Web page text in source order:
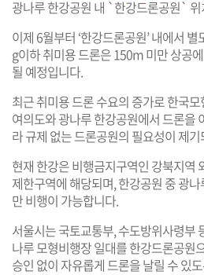
광나루 한강공원 내 `한강드론공원` 위
이제 6월부터 ‘한강드론공원’ 내에서
g이하 취미용 드론은 150m 미만 상공
될 예정입니다.
최근 취미용 드론 수요의 증가로 한국
여의도와 광나루 한강공원에서 드론을
라 규제 없는 드론공원의 필요성이 제
현재 한강은 비행금지구역인 강북지역
제한구역에 해당되며, 한강공원 중 광
만 비행이 가능합니다.
서울시는 국토교통부, 수도방위사령부
나루 모형비행장 일대를 한강드론공원
승인 없이 자유롭게 드론을 날릴 수 있